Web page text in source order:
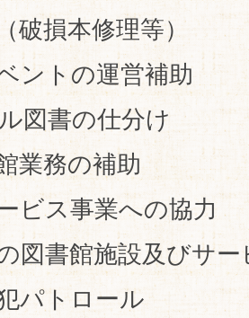
破損本修理等）
ントの運営補助
図書の仕分け
業務の補助
ビス事業への協力
図書館施設及びサ
パトロール